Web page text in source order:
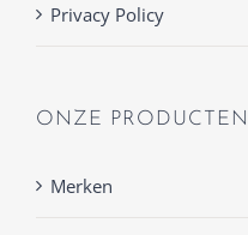
Privacy Policy
ONZE PRODUCTEN
Merken